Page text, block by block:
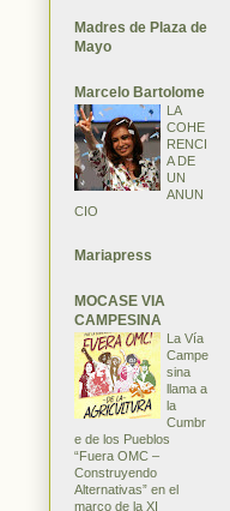
Madres de Plaza de
Mayo
Marcelo Bartolome
LA
COHE
RENCI
A DE
UN
ANUN
CIO
Mariapress
MOCASE VIA
CAMPESINA
La Vía
Campe
sina
llama a
la
Cumbr
e de los Pueblos
“Fuera OMC –
Construyendo
Alternativas” en el
marco de la XI